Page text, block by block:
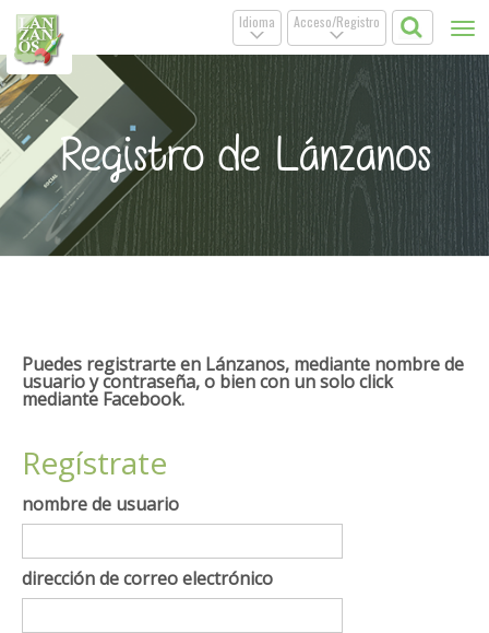
Acceso/Registro
.
Idioma
.
Registro de Lánzanos
Puedes registrarte en Lánzanos, mediante nombre de
usuario y contraseña, o bien con un solo click
mediante Facebook.
Regístrate
nombre de usuario
dirección de correo electrónico